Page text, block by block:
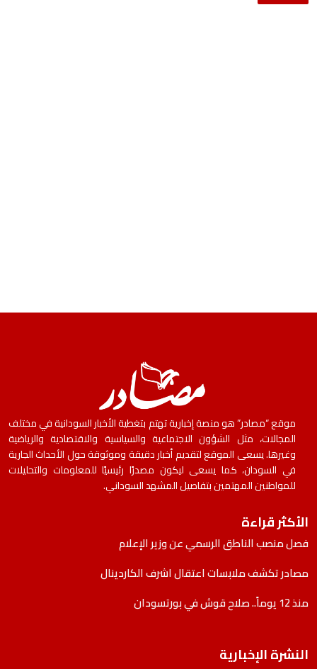
موقع “مصادر” هو منصة إخبارية تهتم بتغطية الأخبار السودانية في مختلف
المجالات، مثل الشؤون الاجتماعية والسياسية والاقتصادية والرياضية
وغيرها. يسعى الموقع لتقديم أخبار دقيقة وموثوقة حول الأحداث الجارية
في السودان، كما يسعى ليكون مصدرًا رئيسيًا للمعلومات والتحليلات
للمواطنين المهتمين بتفاصيل المشهد السوداني.
الأكثر قراءة
فصل منصب الناطق الرسمي عن وزير الإعلام
مصادر تكشف ملابسات اعتقال اشرف الكاردينال
منذ 12 يوماً.. صلاح قوش في بورتسودان
النشرة الإخبارية